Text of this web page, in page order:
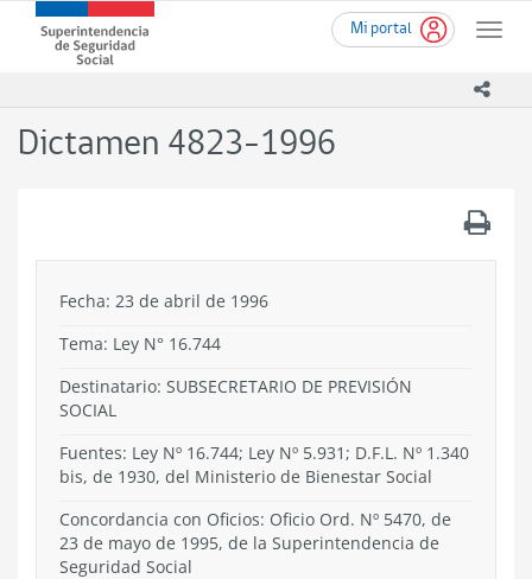
contenido
Mi portal
Toggle
Superintendencia
de
-
Dictamen 4823-1996
Fecha: 23 de abril de 1996
Tema: Ley N° 16.744
Destinatario: SUBSECRETARIO DE PREVISIÓN
SOCIAL
Fuentes: Ley Nº 16.744; Ley Nº 5.931; D.F.L. Nº 1.340
bis, de 1930, del Ministerio de Bienestar Social
Concordancia con Oficios: Oficio Ord. Nº 5470, de
23 de mayo de 1995, de la Superintendencia de
Seguridad Social